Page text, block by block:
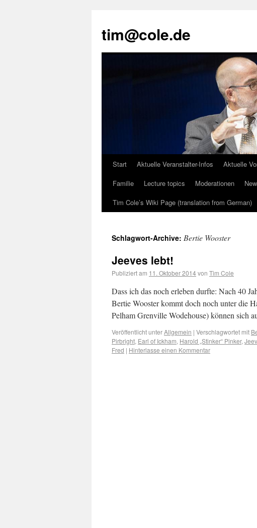
tim@cole.de
Start Aktuelle Veranstalter-Infos Aktuelle
Familie
Lecture topics Moderationen
Tim Cole’s Wiki Page (translation from German)
Schlagwort-Archive: Bertie Wooster
Jeeves lebt!
Publiziert am 11. Oktober 2014von Tim Cole
Dass ich das noch erleben durfte: Nach 40
Bertie Wooster kommt doch noch unter die
Pelham Grenville Wodehouse) können sich
Veröffentlicht unterAllgemein | Verschlagwortet mit
Pirbright, Earl of Ickham, Harold „Stinker“ Pinker,
Fred | Hinterlasse einen Kommentar